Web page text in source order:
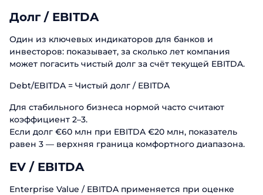
Долг / EBITDA
Один из ключевых индикаторов для банков и
инвесторов: показывает, за сколько лет компания
может погасить чистый долг за счёт текущей EBITDA.
Debt/EBITDA = Чистый долг / EBITDA
Для стабильного бизнеса нормой часто считают
коэффициент 2–3.
Если долг €60 млн при EBITDA €20 млн, показатель
равен 3 — верхняя граница комфортного диапазона.
EV / EBITDA
Enterprise Value / EBITDA применяется при оценке